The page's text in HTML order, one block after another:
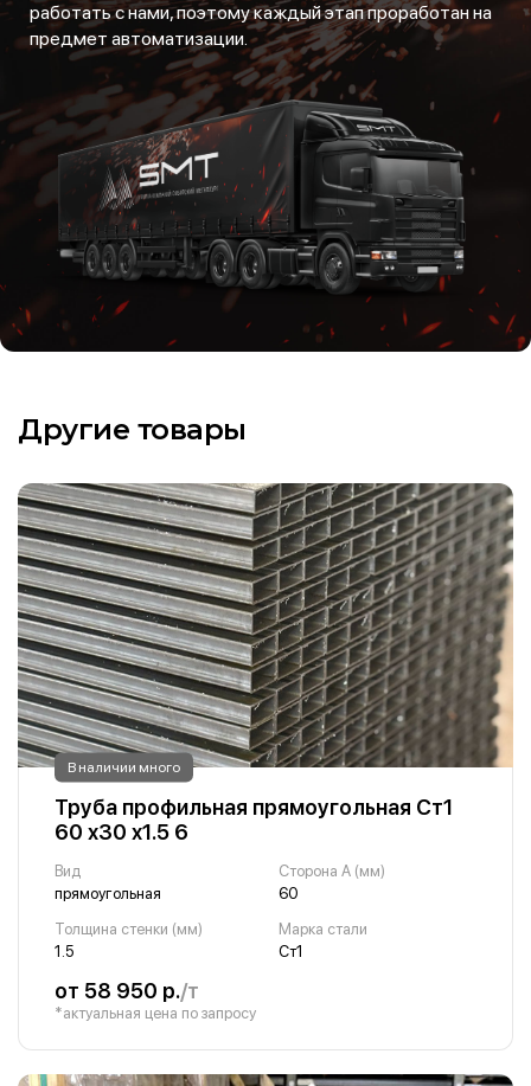
работать с нами, поэтому каждый этап проработан на
предмет автоматизации.
Другие товары
В наличии много
Труба профильная прямоугольная Ст1
60 х30 х1.5 6
Вид
прямоугольная
Сторона A (мм)
60
Толщина стенки (мм)
1.5
Марка стали
Ст1
от 58 950 р./т
*актуальная цена по запросу